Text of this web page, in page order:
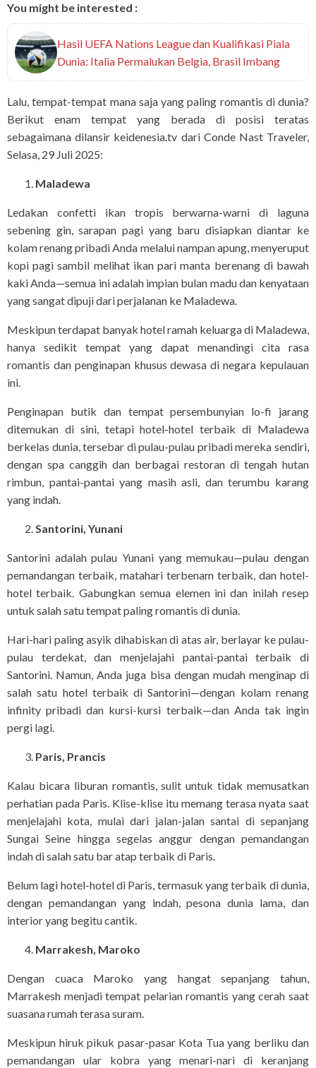
You might be interested :
Hasil UEFA Nations League dan Kualifikasi Piala
Dunia: Italia Permalukan Belgia, Brasil Imbang
Lalu, tempat-tempat mana saja yang paling romantis di dunia?
Berikut enam tempat yang berada di posisi teratas
sebagaimana dilansir keidenesia.tv dari Conde Nast Traveler,
Selasa, 29 Juli 2025:
Maladewa
Ledakan confetti ikan tropis berwarna-warni di laguna
sebening gin, sarapan pagi yang baru disiapkan diantar ke
kolam renang pribadi Anda melalui nampan apung, menyeruput
kopi pagi sambil melihat ikan pari manta berenang di bawah
kaki Anda—semua ini adalah impian bulan madu dan kenyataan
yang sangat dipuji dari perjalanan ke Maladewa.
Meskipun terdapat banyak hotel ramah keluarga di Maladewa,
hanya sedikit tempat yang dapat menandingi cita rasa
romantis dan penginapan khusus dewasa di negara kepulauan
ini.
Penginapan butik dan tempat persembunyian lo-fi jarang
ditemukan di sini, tetapi hotel-hotel terbaik di Maladewa
berkelas dunia, tersebar di pulau-pulau pribadi mereka sendiri,
dengan spa canggih dan berbagai restoran di tengah hutan
rimbun, pantai-pantai yang masih asli, dan terumbu karang
yang indah.
Santorini, Yunani
Santorini adalah pulau Yunani yang memukau—pulau dengan
pemandangan terbaik, matahari terbenam terbaik, dan hotel-
hotel terbaik. Gabungkan semua elemen ini dan inilah resep
untuk salah satu tempat paling romantis di dunia.
Hari-hari paling asyik dihabiskan di atas air, berlayar ke pulau-
pulau terdekat, dan menjelajahi pantai-pantai terbaik di
Santorini. Namun, Anda juga bisa dengan mudah menginap di
salah satu hotel terbaik di Santorini—dengan kolam renang
infinity pribadi dan kursi-kursi terbaik—dan Anda tak ingin
pergi lagi.
Paris, Prancis
Kalau bicara liburan romantis, sulit untuk tidak memusatkan
perhatian pada Paris. Klise-klise itu memang terasa nyata saat
menjelajahi kota, mulai dari jalan-jalan santai di sepanjang
Sungai Seine hingga segelas anggur dengan pemandangan
indah di salah satu bar atap terbaik di Paris.
Belum lagi hotel-hotel di Paris, termasuk yang terbaik di dunia,
dengan pemandangan yang indah, pesona dunia lama, dan
interior yang begitu cantik.
Marrakesh, Maroko
Dengan cuaca Maroko yang hangat sepanjang tahun,
Marrakesh menjadi tempat pelarian romantis yang cerah saat
suasana rumah terasa suram.
Meskipun hiruk pikuk pasar-pasar Kota Tua yang berliku dan
pemandangan ular kobra yang menari-nari di keranjang